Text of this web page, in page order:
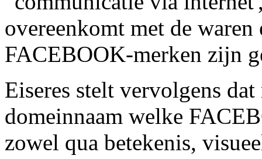
overeenkomt met de
FACEBOOK-merken zijn
Eiseres stelt vervolgens
domeinnaam welke
zowel qua betekenis,